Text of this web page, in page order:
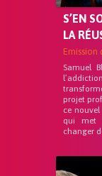
S’EN
LA
Emission
Samuel
projet
ce
qui met
changer